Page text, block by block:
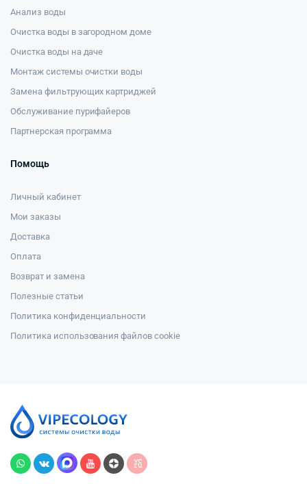
Анализ воды
Очистка воды в загородном доме
Очистка воды на даче
Монтаж системы очистки воды
Замена фильтрующих картриджей
Обслуживание пурифайеров
Партнерская программа
Помощь
Личный кабинет
Мои заказы
Доставка
Оплата
Возврат и замена
Полезные статьи
Политика конфиденциальности
Политика использования файлов cookie